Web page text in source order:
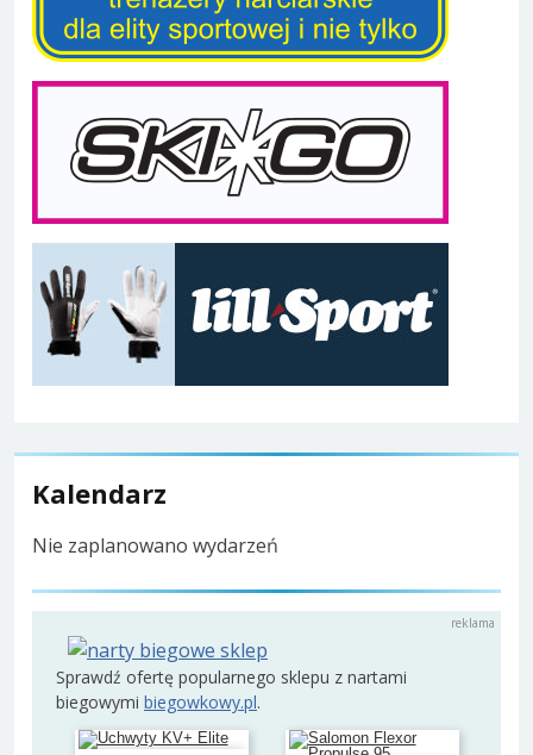
Kalendarz
Nie zaplanowano wydarzeń
Sprawdź ofertę popularnego sklepu z nartami
biegowymi biegowkowy.pl.